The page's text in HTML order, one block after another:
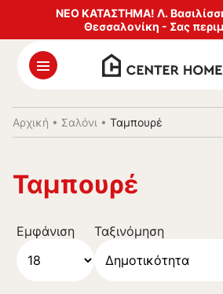
ΝΕΟ ΚΑΤΑΣΤΗΜΑ! Λ.
Θεσσαλονίκη - Σας
Αρχική • Σαλόνι • Ταμπουρέ
Ταμπουρέ
Εμφάνιση Ταξινόμηση